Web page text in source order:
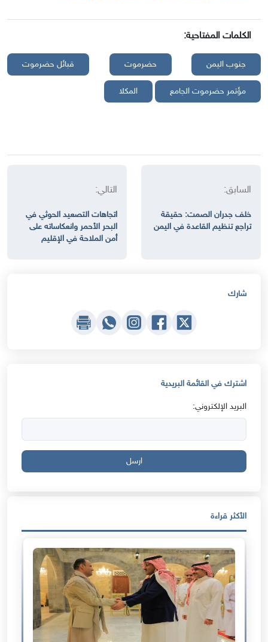
الكلمات المفتاحية:
جنوب اليمن حضرموت قبائل حضرموت
مؤتمر حضرموت الجامع المكلا
السابق:
خلف جدران الصمت: حقيقة
تراجع تنظيم القاعدة في اليمن
التالي:
اتجاهات التصعيد الحوثي في
البحر الأحمر وانعكاساته على
أمن الملاحة في الإقليم
شارك
اشترك في القائمة البريدية
البريد الإلكتروني:
ارسل
الأكثر قراءة